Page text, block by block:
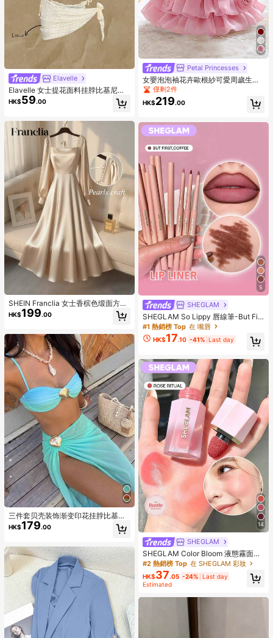
Elavelle
Elavelle 女士提花面料挂脖比基尼上
衣，春夏款
HK$59.00
SHEIN Franclia 女士香槟色缎面方领
连衣裙，珍珠吊带长袖礼服，奢华优
雅派对礼服
HK$199.00
三件套贝壳装饰渐变印花挂脖比基尼
套装，搭配侧开衩长裙，高端时尚沙
滩泳装，女士夏季海滩度假必备
HK$179.00
Petal Princesses
女嬰泡泡袖花卉歐根紗可愛周歲生日
禮服，適合花童婚禮穿著，不含髮箍
僅剩2件
HK$219.00
5
SHEGLAM
SHEGLAM So Lippy 唇線筆-But Firs
t,Coffee 品牌美妝化妝品 適合女士與
女孩
#1 熱銷榜 Top 在 嘴唇
HK$17.10 -41% Last day
14
SHEGLAM
SHEGLAM Color Bloom 液態霧面腮
紅-Rose Ritual 品牌美妝化妝品 適合
女士與女孩
#2 熱銷榜 Top 在 SHEGLAM 彩妝
HK$37.05 -24%
Last day
Estimated